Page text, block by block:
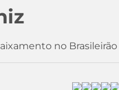
no Brasileirão